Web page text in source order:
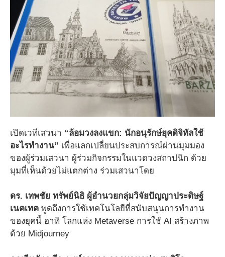
เปิดเวทีเสวนา “ล้อมวงลงแขก: นักอนุรักษ์ยุคดิจิทัลใช้
อะไรทํางาน” เพื่อแลกเปลี่ยนประสบการณ์ผ่านมุมมอง
ของผู้ร่วมเสวนา ผู้ร่วมกิจกรรมในแวดวงสถาปนิก ด้วย
มุมที่เห็นด้วยไม่แตกต่าง ร่วมเสวนาโดย
ดร. เทพชัย ทรัพย์นิธิ ผู้อำนวยกลุ่มวิจัยปัญญาประดิษฐ์
เนคเทค พูดถึงการใช้เทคโนโลยีที่สนับสนุนการทำงาน
ของยุคนี้ อาทิ โลกแห่ง Metaverse การใช้ AI สร้างภาพ
ด้วย Midjourney